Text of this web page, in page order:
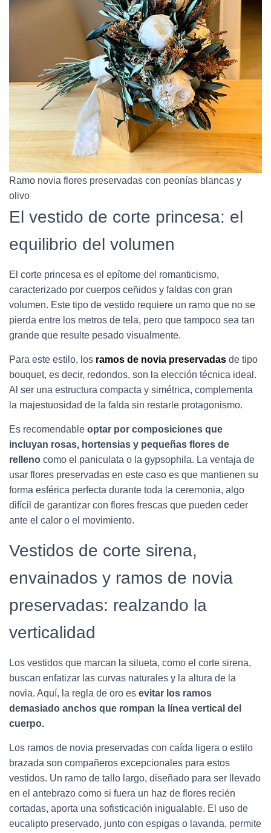
Ramo novia flores preservadas con peonías blancas y
olivo
El vestido de corte princesa: el
equilibrio del volumen
El corte princesa es el epítome del romanticismo,
caracterizado por cuerpos ceñidos y faldas con gran
volumen. Este tipo de vestido requiere un ramo que no se
pierda entre los metros de tela, pero que tampoco sea tan
grande que resulte pesado visualmente.
Para este estilo, los ramos de novia preservadas de tipo
bouquet, es decir, redondos, son la elección técnica ideal.
Al ser una estructura compacta y simétrica, complementa
la majestuosidad de la falda sin restarle protagonismo.
Es recomendable optar por composiciones que
incluyan rosas, hortensias y pequeñas flores de
relleno como el paniculata o la gypsophila. La ventaja de
usar flores preservadas en este caso es que mantienen su
forma esférica perfecta durante toda la ceremonia, algo
difícil de garantizar con flores frescas que pueden ceder
ante el calor o el movimiento.
Vestidos de corte sirena,
envainados y ramos de novia
preservadas: realzando la
verticalidad
Los vestidos que marcan la silueta, como el corte sirena,
buscan enfatizar las curvas naturales y la altura de la
novia. Aquí, la regla de oro es evitar los ramos
demasiado anchos que rompan la línea vertical del
cuerpo.
Los ramos de novia preservadas con caída ligera o estilo
brazada son compañeros excepcionales para estos
vestidos. Un ramo de tallo largo, diseñado para ser llevado
en el antebrazo como si fuera un haz de flores recién
cortadas, aporta una sofisticación inigualable. El uso de
eucalipto preservado, junto con espigas o lavanda, permite